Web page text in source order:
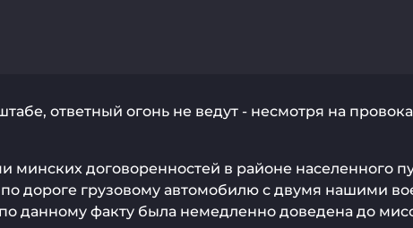
ответный огонь не ведут - несмотря на
договоренностей в районе населенного
дороге грузовому автомобилю с двумя нашими
данному факту была немедленно доведена до